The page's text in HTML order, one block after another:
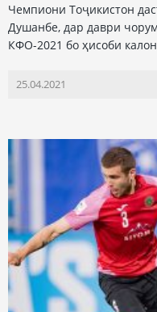
Чемпиони Тоҷикистон
Душанбе, дар даври
КФО-2021 бо ҳисоби
25.04.2021